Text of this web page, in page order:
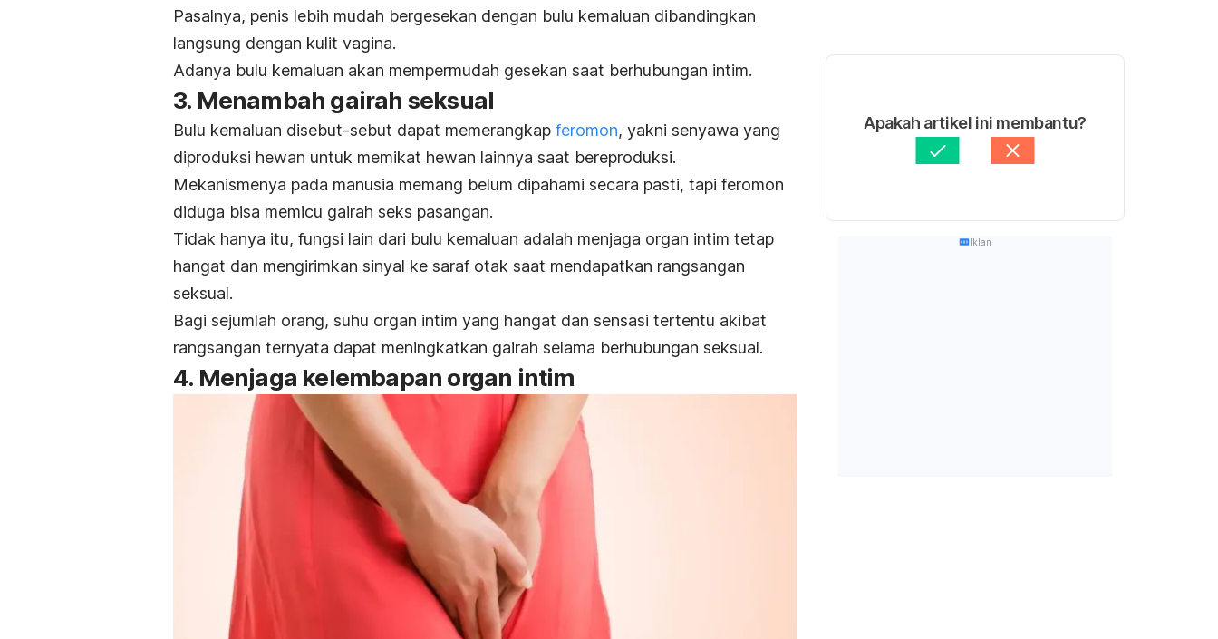
Pasalnya, penis lebih mudah bergesekan dengan bulu kemaluan dibandingkan
langsung dengan kulit vagina.
Adanya bulu kemaluan akan mempermudah gesekan saat berhubungan intim.
3. Menambah gairah seksual
Bulu kemaluan disebut-sebut dapat memerangkap feromon, yakni senyawa yang
diproduksi hewan untuk memikat hewan lainnya saat bereproduksi.
Mekanismenya pada manusia memang belum dipahami secara pasti, tapi feromon
diduga bisa memicu gairah seks pasangan.
Tidak hanya itu, fungsi lain dari bulu kemaluan adalah menjaga organ intim tetap
hangat dan mengirimkan sinyal ke saraf otak saat mendapatkan rangsangan
seksual.
Bagi sejumlah orang, suhu organ intim yang hangat dan sensasi tertentu akibat
rangsangan ternyata dapat meningkatkan gairah selama berhubungan seksual.
4. Menjaga kelembapan organ intim
Apakah artikel ini membantu?
Iklan